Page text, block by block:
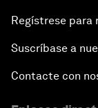
Regístrese para
Suscríbase a
Contacte con